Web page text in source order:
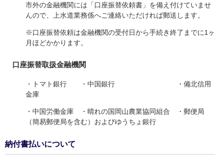
市外の金融機関には「口座振替依頼書」を備え付けていませ
んので、上水道業務係へご連絡いただければ郵送します。
※口座振替依頼は金融機関の受付日から手続き終了までに1ヶ
月ほどかかります。
口座振替取扱金融機関
・トマト銀行 ・中国銀行 ・備北信用
金庫
・中国労働金庫 ・晴れの国岡山農業協同組合 ・郵便局
（簡易郵便局を含む）およびゆうちょ銀行
納付書払いについて